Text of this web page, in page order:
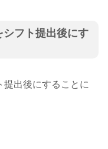
フト提出後にす
出後にすることに